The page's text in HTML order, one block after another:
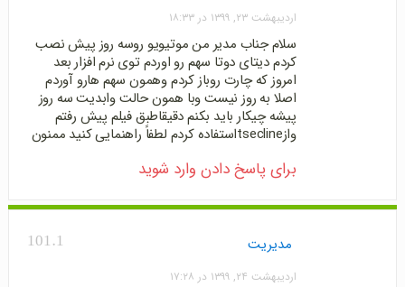
اردیبهشت ۲۳, ۱۳۹۹ در ۱۸:۳۳
سلام جناب مدیر من موتیویو روسه روز پیش نصب
کردم دیتای دوتا سهم رو اوردم توی نرم افزار بعد
امروز که چارت روباز کردم وهمون سهم هارو آوردم
اصلا به روز نیست وبا همون حالت وابدیت سه روز
پیشه چیکار باید بکنم دقیقاطبق فیلم پیش رفتم
وازtseclineاستفاده کردم لطفاً راهنمایی کنید ممنون
برای پاسخ دادن وارد شوید
101.1 مدیریت
اردیبهشت ۲۴, ۱۳۹۹ در ۱۷:۲۸